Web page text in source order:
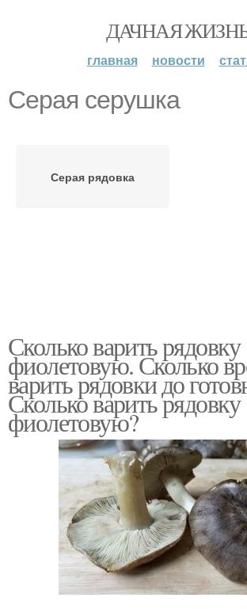
ДАЧНАЯ
главная новости
Серая серушка
Серая рядовка
Сколько варить рядовку
фиолетовую. Сколько
варить рядовки до
Сколько варить рядовку
фиолетовую?